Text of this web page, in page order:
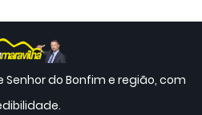
do Bonfim e região, com